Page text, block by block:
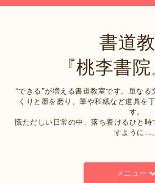
書道
『桃李書
“できる”が増える書道教室です。単な
くりと墨を磨り、筆や和紙など道具を
す。
慌ただしい日常の中、落ち着けるひと時
すように…。
メニュー